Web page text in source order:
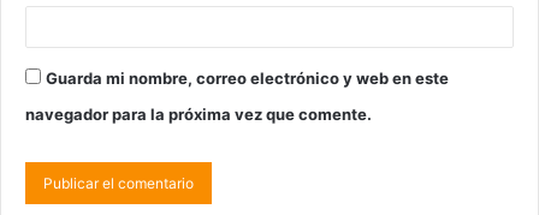
Guarda mi nombre, correo electrónico y web en este
navegador para la próxima vez que comente.